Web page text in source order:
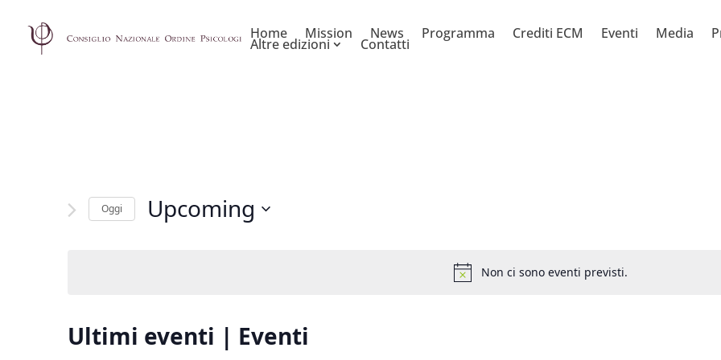
Home Mission News Programma Crediti ECM Eventi Media
Altre edizioni Contatti
Non ci sono eventi previsti.
Oggi Upcoming
Ultimi eventi | Eventi